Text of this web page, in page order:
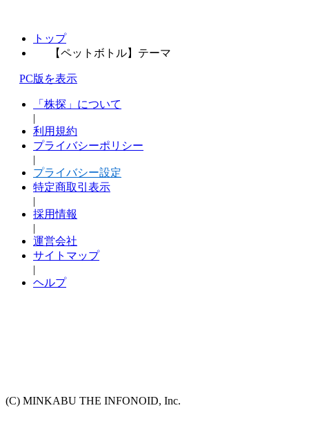
トップ
【ペットボトル】テーマ
PC版を表示
「株探」について
|
利用規約
プライバシーポリシー
|
プライバシー設定
特定商取引表示
|
採用情報
|
運営会社
サイトマップ
|
ヘルプ
(C) MINKABU THE INFONOID, Inc.